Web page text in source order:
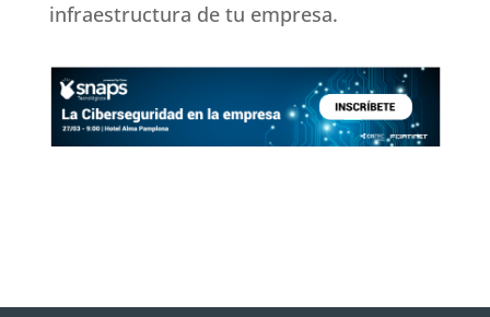
infraestructura de tu empresa.